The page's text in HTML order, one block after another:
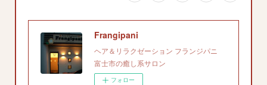
Frangipani
ヘア＆リラクゼーション フランジパニ
富士市の癒し系サロン
フォロー